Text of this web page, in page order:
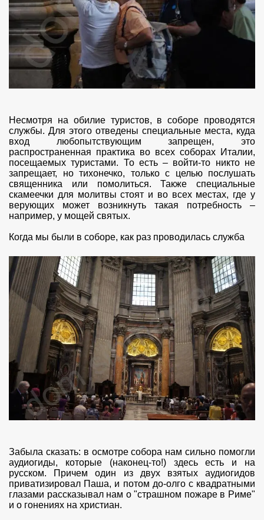
Несмотря на обилие туристов, в соборе проводятся
службы. Для этого отведены специальные места, куда
вход любопытствующим запрещен, это
распространенная практика во всех соборах Италии,
посещаемых туристами. То есть – войти-то никто не
запрещает, но тихонечко, только с целью послушать
священника или помолиться. Также специальные
скамеечки для молитвы стоят и во всех местах, где у
верующих может возникнуть такая потребность –
например, у мощей святых.
Когда мы были в соборе, как раз проводилась служба
Забыла сказать: в осмотре собора нам сильно помогли
аудиогиды, которые (наконец-то!) здесь есть и на
русском. Причем один из двух взятых аудиогидов
приватизировал Паша, и потом до-олго с квадратными
глазами рассказывал нам о "страшном пожаре в Риме"
и о гонениях на христиан.